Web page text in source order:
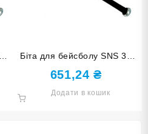
Біта для бейсболу SNS 32
чорна
651,24₴
Додати в кошик